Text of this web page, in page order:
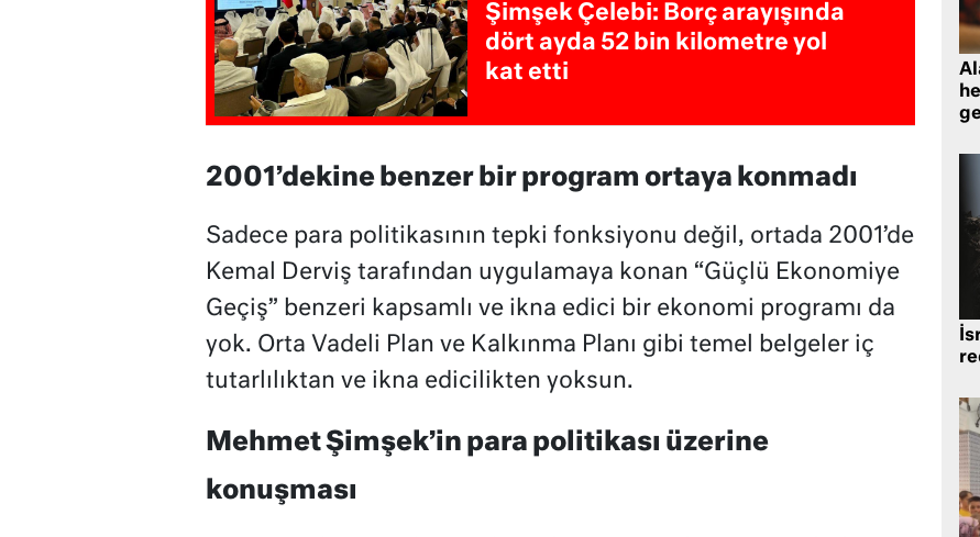
Şimşek Çelebi: Borç arayışında
dört ayda 52 bin kilometre yol
kat etti
2001’dekine benzer bir program ortaya konmadı
Sadece para politikasının tepki fonksiyonu değil, ortada 2001’de
Kemal Derviş tarafından uygulamaya konan “Güçlü Ekonomiye
Geçiş” benzeri kapsamlı ve ikna edici bir ekonomi programı da
yok. Orta Vadeli Plan ve Kalkınma Planı gibi temel belgeler iç
tutarlılıktan ve ikna edicilikten yoksun.
Mehmet Şimşek’in para politikası üzerine
konuşması